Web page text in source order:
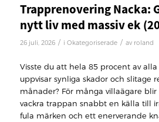
Trapprenovering Nacka:
nytt liv med massiv ek
26 juli, 2026 / i Okategoriserade / av roland
Visste du att hela 85 procent av
uppvisar synliga skador och slitage
månader? För många villaägare
vackra trappan snabbt en källa till
fula märken och ett enerverande